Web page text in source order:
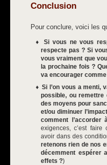
Conclusion
Pour conclure, voici les
Si vous ne vous
respecte pas ? Si
vous vraiment que
la prochaine fois ?
va encourager
Si l’on vous a menti,
possible, ou remettre
des moyens pour
et/ou diminuer
comment l’accorder
exigences, c’est
avoir dans des
retenons rien de nos
décemment espérer
effets ?)